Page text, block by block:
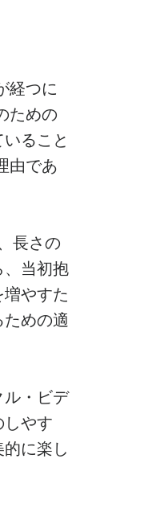
経つに
ための
ること
由であ
長さの
、当初抱
やすた
めの適
ル・ビデ
やす
に楽し